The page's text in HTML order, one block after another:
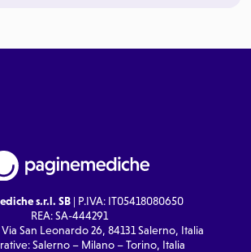
s.r.l. SB| P.IVA: IT05418080650
REA: SA-444291
San Leonardo 26, 84131 Salerno, Italia
Salerno – Milano – Torino, Italia